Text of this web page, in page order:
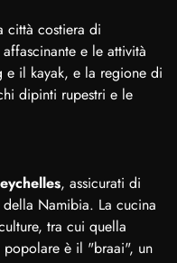
città costiera di
e le attività
e il kayak, e la regione di
dipinti rupestri e le
, assicurati di
Namibia. La cucina
tra cui quella
popolare è il "braai", un